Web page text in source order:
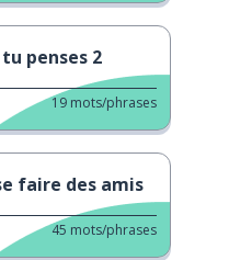
penses 2
19 mots/phrases
faire des amis
45 mots/phrases